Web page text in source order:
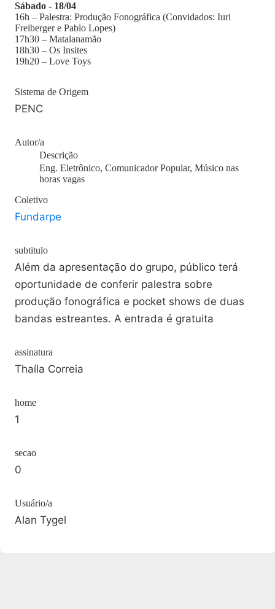
Sábado - 18/04
16h – Palestra: Produção Fonográfica (Convidados: Iuri
Freiberger e Pablo Lopes)
17h30 – Matalanamão
18h30 – Os Insites
19h20 – Love Toys
Sistema de Origem
PENC
Autor/a
Descrição
Eng. Eletrônico, Comunicador Popular, Músico nas
horas vagas
Coletivo
Fundarpe
subtitulo
Além da apresentação do grupo, público terá
oportunidade de conferir palestra sobre
produção fonográfica e pocket shows de duas
bandas estreantes. A entrada é gratuita
assinatura
Thaíla Correia
home
1
secao
0
Usuário/a
Alan Tygel